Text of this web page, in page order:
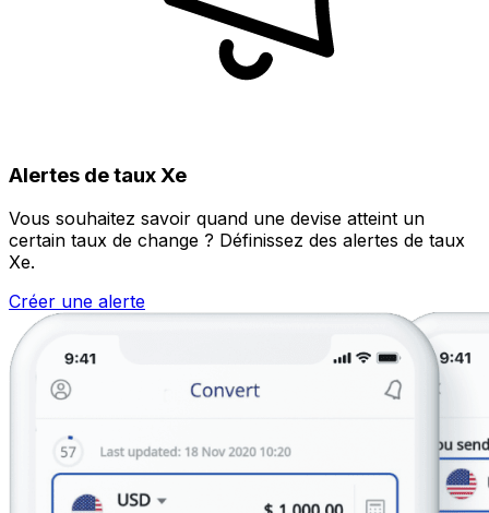
Alertes de taux Xe
Vous souhaitez savoir quand une devise atteint un
certain taux de change ? Définissez des alertes de taux
Xe.
Créer une alerte